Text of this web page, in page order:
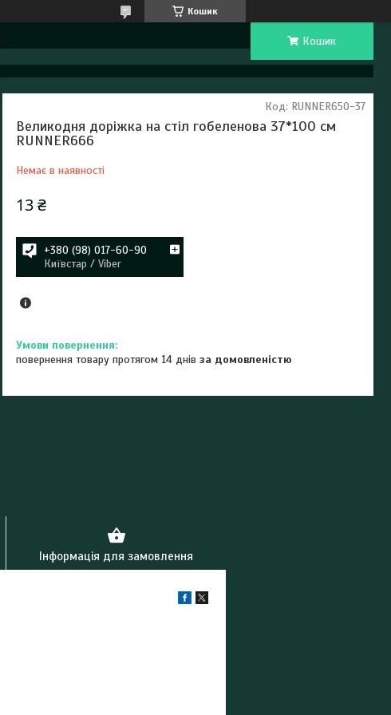
Кошик
Кошик
Великодня доріжка на стіл гобеленова 37*100 см
RUNNER666
Немає в наявності
Код: RUNNER650-37
13 ₴
+380 (98) 017-60-90
Київстар / Viber
повернення товару протягом 14 днівза домовленістю
Інформація для замовлення